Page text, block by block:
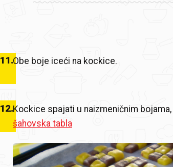
11.Obe boje iceći na kockice.
12.Kockice spajati u naizmeničnim
šahovska tabla